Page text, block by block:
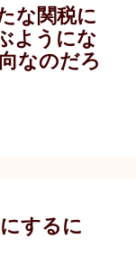
な関税に
ようにな
なのだろ
するに